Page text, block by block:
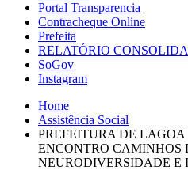
Portal Transparencia
Contracheque Online
Prefeita
RELATÓRIO
SoGov
Instagram
Home
Assistência Social
PREFEITURA DE
ENCONTRO CAMINHOS
NEURODIVERSIDADE E